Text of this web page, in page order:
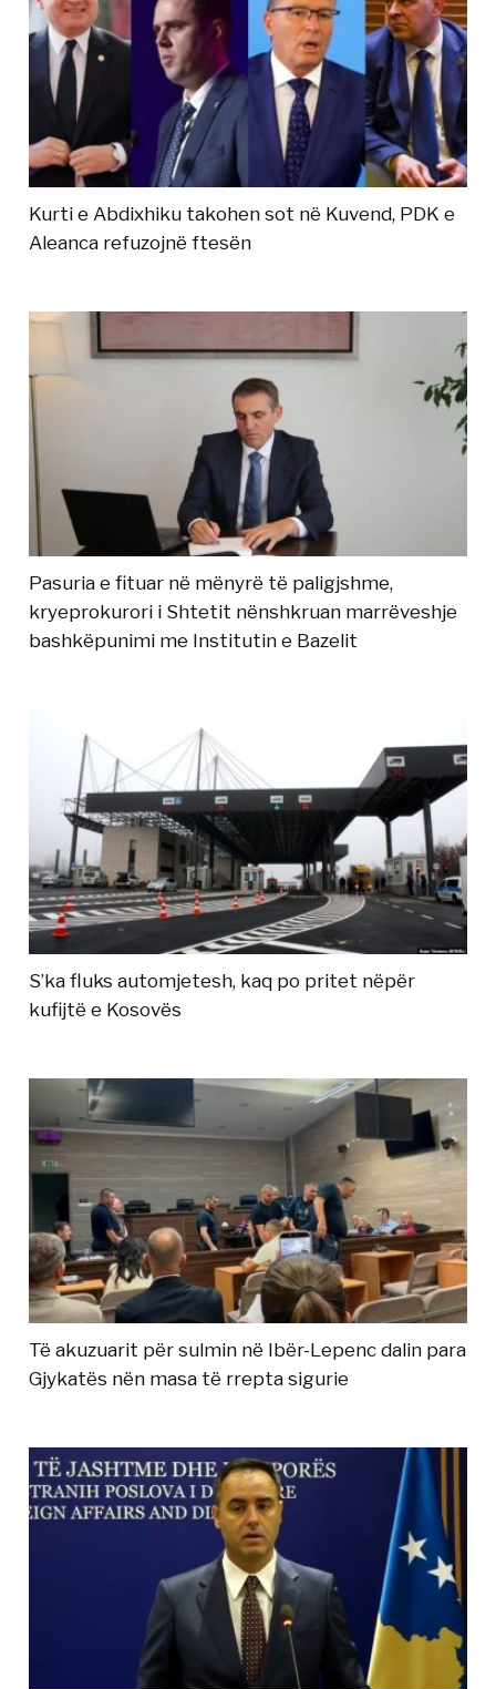
Kurti e Abdixhiku takohen sot në Kuvend, PDK e
Aleanca refuzojnë ftesën
Pasuria e fituar në mënyrë të paligjshme,
kryeprokurori i Shtetit nënshkruan marrëveshje
bashkëpunimi me Institutin e Bazelit
S’ka fluks automjetesh, kaq po pritet nëpër
kufijtë e Kosovës
Të akuzuarit për sulmin në Ibër-Lepenc dalin para
Gjykatës nën masa të rrepta sigurie